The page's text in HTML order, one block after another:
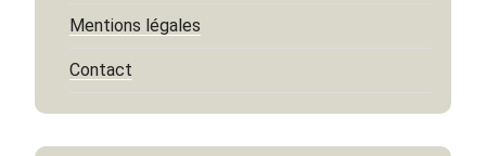
Mentions légales
Contact